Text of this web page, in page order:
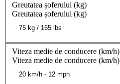
Greutatea șoferului (kg)
Greutatea șoferului (kg)
Viteza medie de conducere (km/h)
Viteza medie de conducere (km/h)